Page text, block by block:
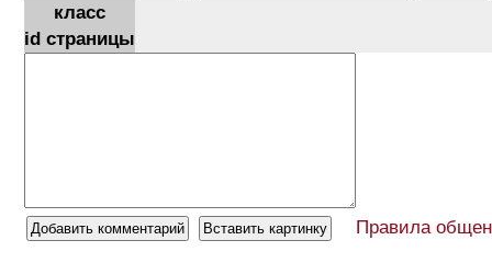
класс
id страницы
Правила